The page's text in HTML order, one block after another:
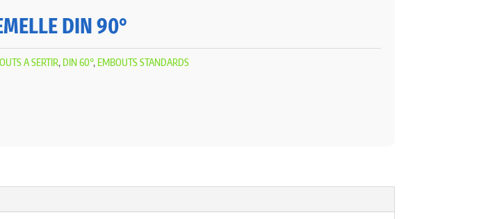
DIN 90°
A SERTIR, DIN 60°, EMBOUTS STANDARDS